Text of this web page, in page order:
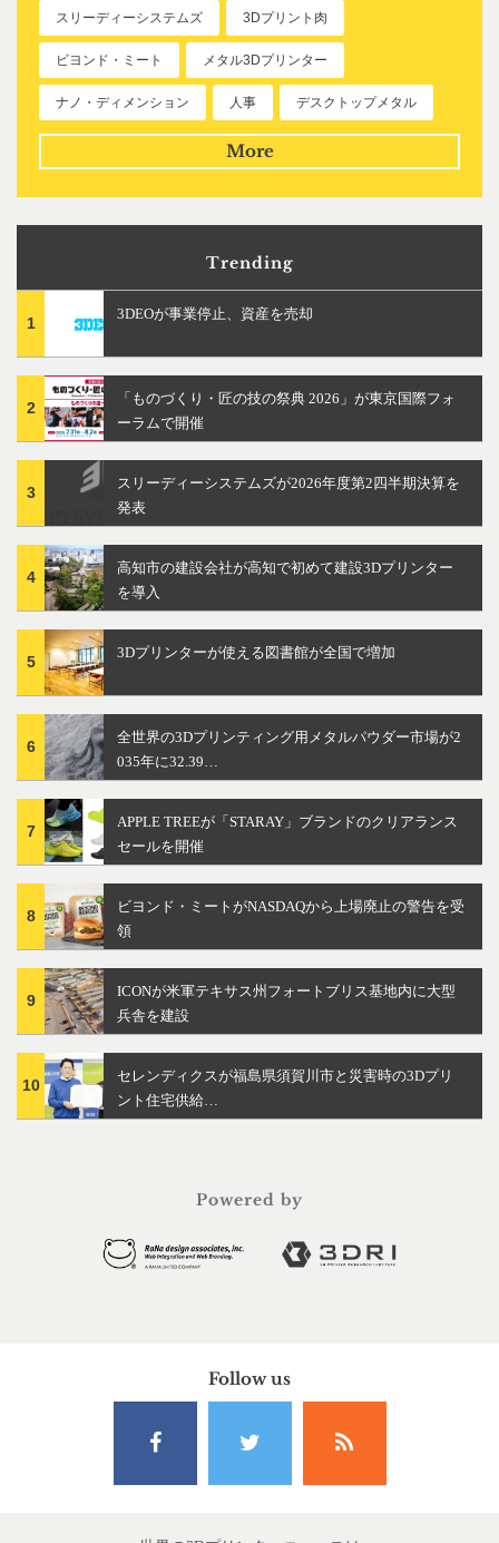
スリーディーシステムズ 3Dプリント肉
ビヨンド・ミート メタル3Dプリンター
ナノ・ディメンション 人事 デスクトップメタル
More
Trending
1
3DEOが事業停止、資産を売却
2
「ものづくり・匠の技の祭典 2026」が東京国際フォ
ーラムで開催
3
スリーディーシステムズが2026年度第2四半期決算を
発表
4
高知市の建設会社が高知で初めて建設3Dプリンター
を導入
5
3Dプリンターが使える図書館が全国で増加
6
全世界の3Dプリンティング用メタルパウダー市場が2
035年に32.39…
7
APPLE TREEが「STARAY」ブランドのクリアランス
セールを開催
8
ビヨンド・ミートがNASDAQから上場廃止の警告を受
領
9
ICONが米軍テキサス州フォートブリス基地内に大型
兵舎を建設
10
セレンディクスが福島県須賀川市と災害時の3Dプリ
ント住宅供給…
Powered by
Follow us